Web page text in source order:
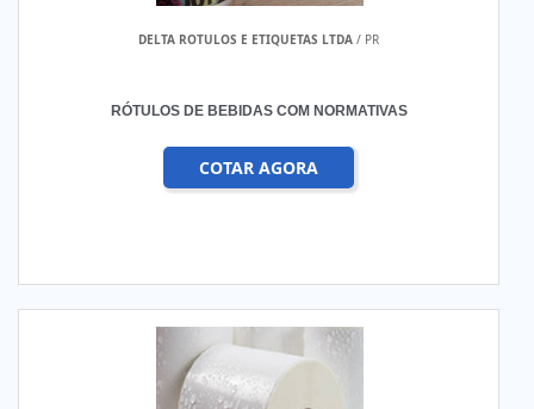
DELTA ROTULOS E ETIQUETAS LTDA / PR
RÓTULOS DE BEBIDAS COM NORMATIVAS
COTAR AGORA